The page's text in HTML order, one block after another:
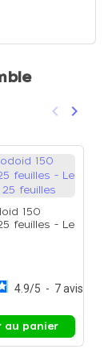
Précédent
keyboard_arrow_left keyboard_arrow_right
150
feuilles - Le
4.9/5 - 7avis
au panier